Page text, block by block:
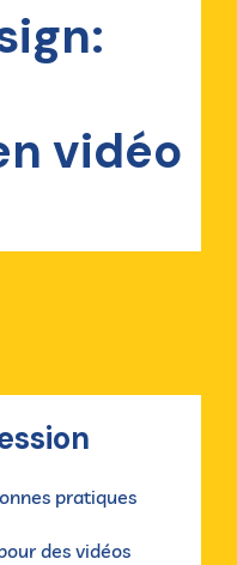
vidéo
pratiques
des vidéos